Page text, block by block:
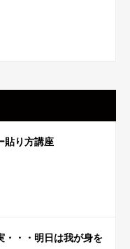
貼り方講座
・・・明日は我が身を